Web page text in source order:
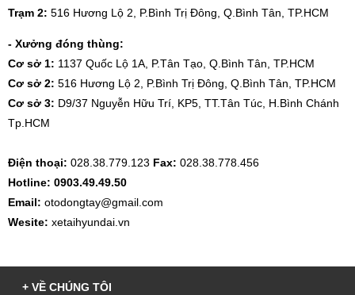
Trạm 2: 516 Hương Lộ 2, P.Bình Trị Đông, Q.Bình Tân, TP.HCM
- Xưởng đóng thùng:
Cơ sở 1: 1137 Quốc Lộ 1A, P.Tân Tạo, Q.Bình Tân, TP.HCM
Cơ sở 2: 516 Hương Lộ 2, P.Bình Trị Đông, Q.Bình Tân, TP.HCM
Cơ sở 3: D9/37 Nguyễn Hữu Trí, KP5, TT.Tân Túc, H.Bình Chánh
Tp.HCM
Điện thoại: 028.38.779.123 Fax: 028.38.778.456
Hotline: 0903.49.49.50
Email: otodongtay@gmail.com
Wesite: xetaihyundai.vn
+ VỀ CHÚNG TÔI